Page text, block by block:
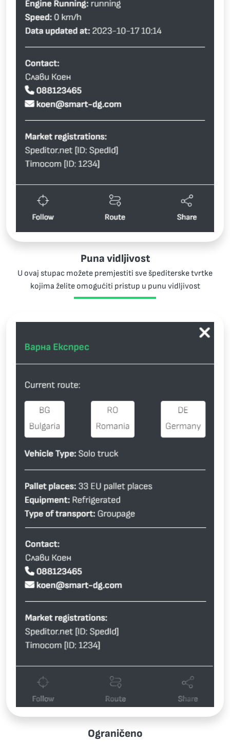
Punа vidljivost
U ovaj stupac možete premjestiti sve špediterske tvrtke
kojima želite omogućiti pristup u punu vidljivost
Ograničeno